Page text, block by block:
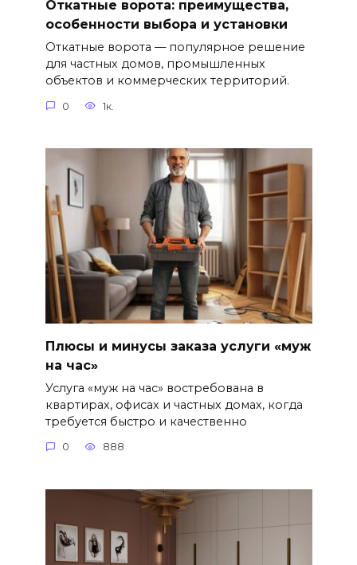
Откатные ворота: преимущества,
особенности выбора и установки
Откатные ворота — популярное решение
для частных домов, промышленных
объектов и коммерческих территорий.
0 1к.
Плюсы и минусы заказа услуги «муж
на час»
Услуга «муж на час» востребована в
квартирах, офисах и частных домах, когда
требуется быстро и качественно
0 888